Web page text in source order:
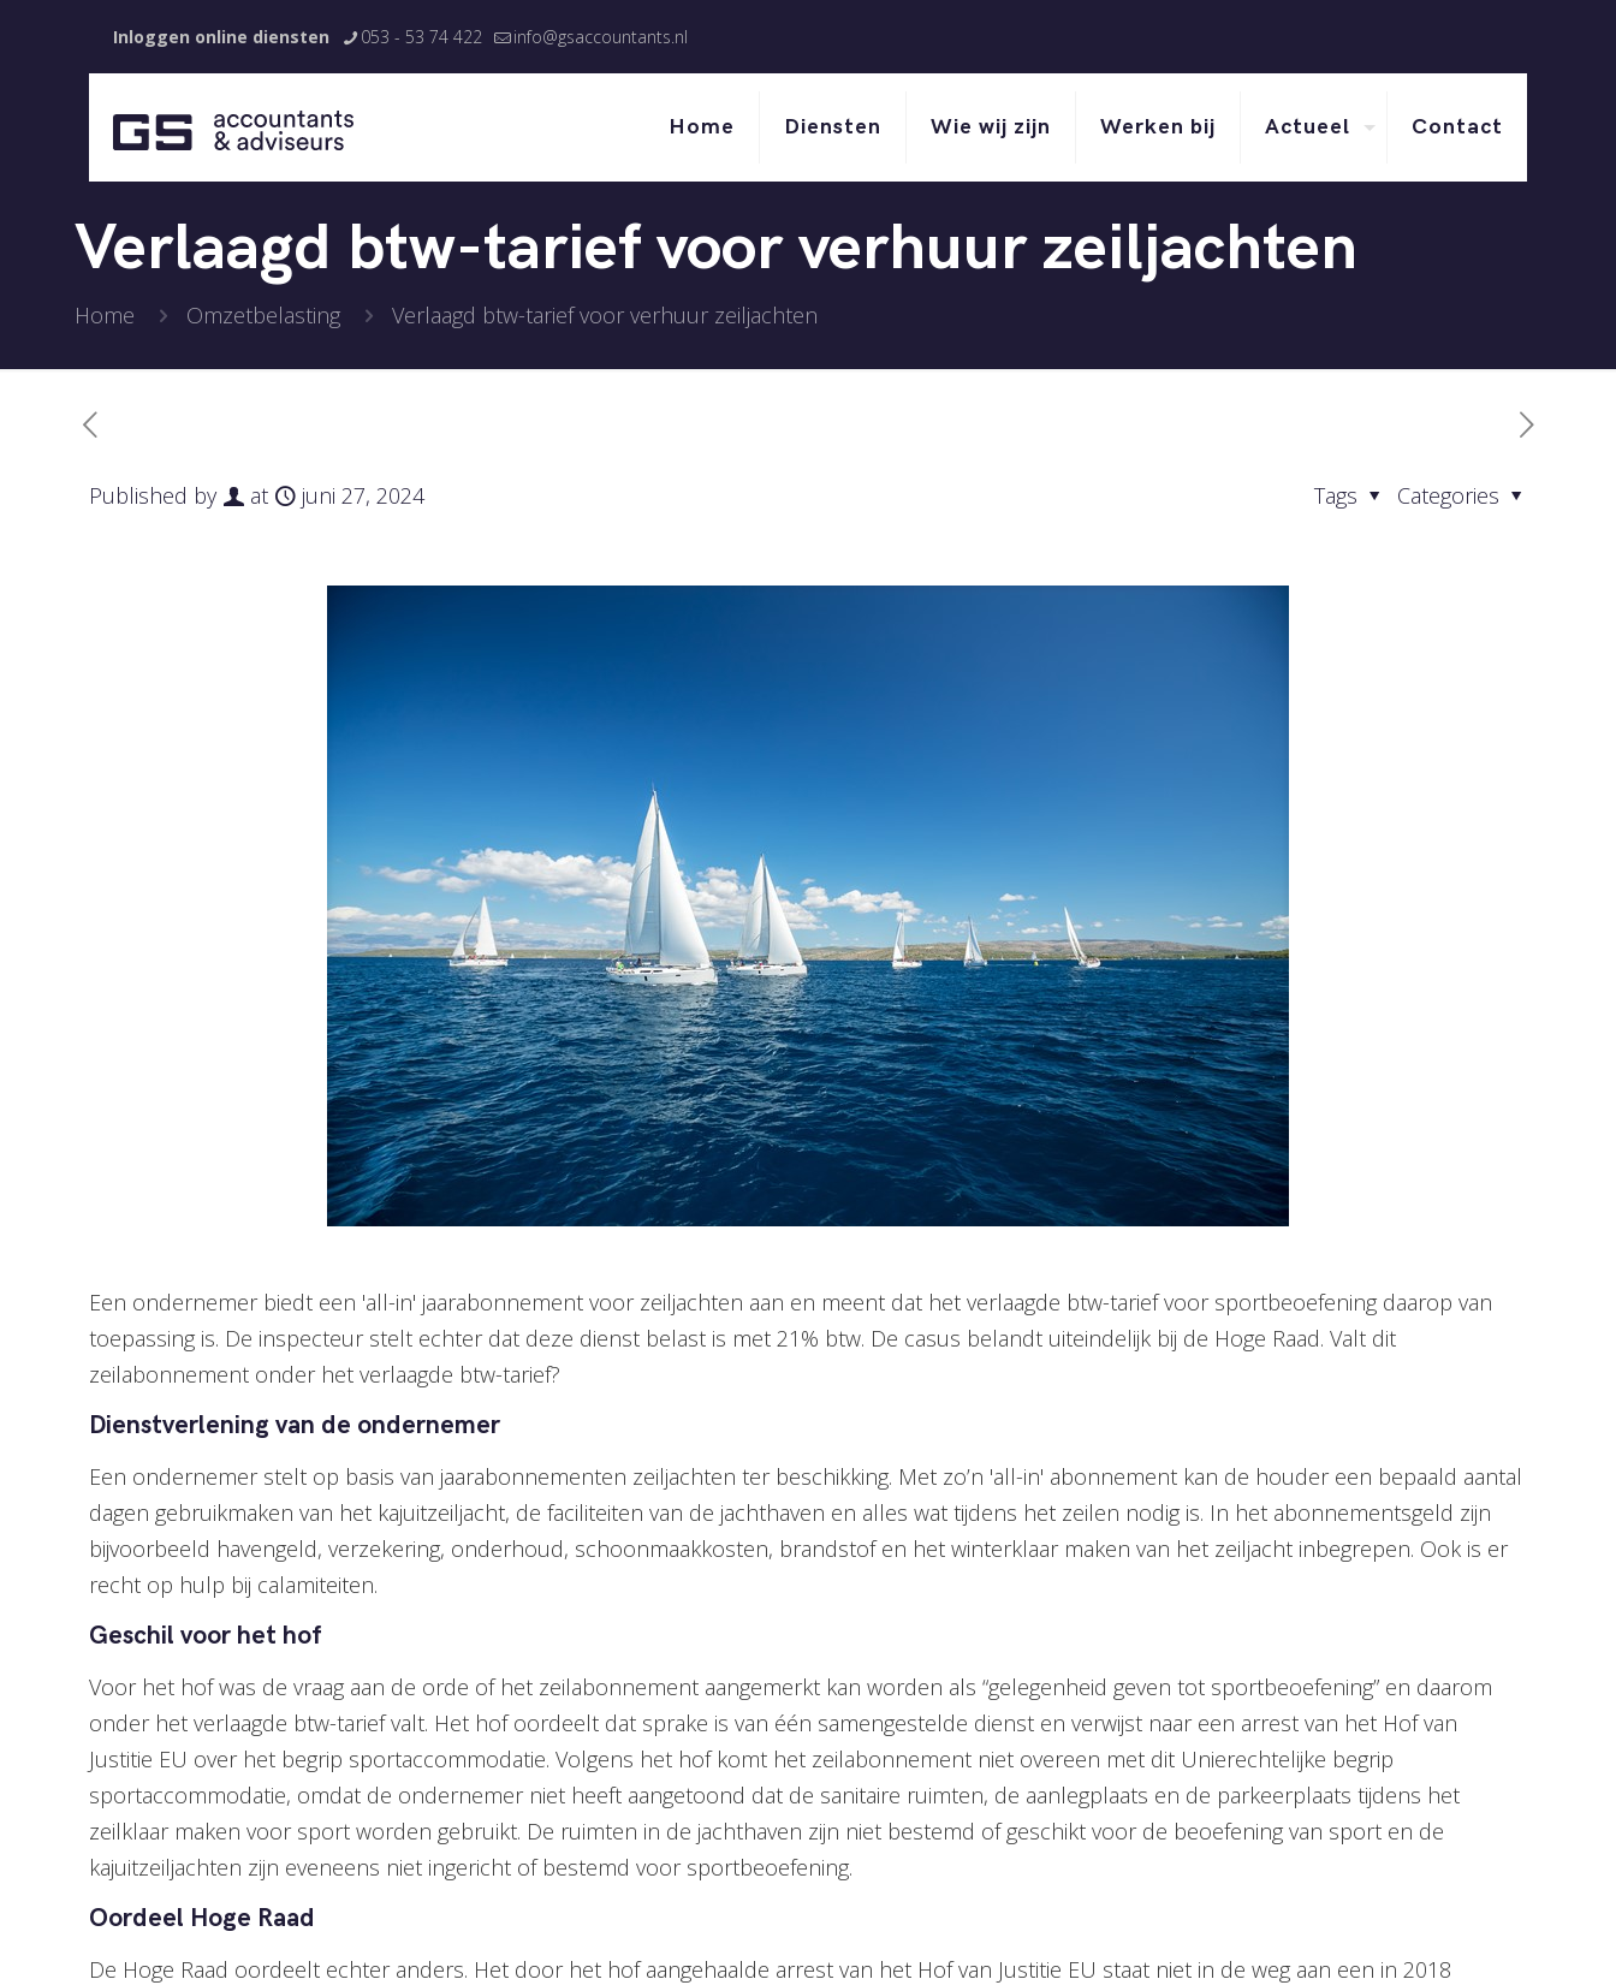
Inloggen online diensten 053 - 53 74 422 info@gsaccountants.nl
Home Diensten Wie wij zijn Werken bij Actueel Contact
Verlaagd btw-tarief voor verhuur zeiljachten
Home Omzetbelasting Verlaagd btw-tarief voor verhuur zeiljachten
Published by at juni 27, 2024 Categories
Tags
Een ondernemer biedt een 'all-in' jaarabonnement voor zeiljachten aan en meent dat het verlaagde btw-tarief voor sportbeoefening daarop van
toepassing is. De inspecteur stelt echter dat deze dienst belast is met 21% btw. De casus belandt uiteindelijk bij de Hoge Raad. Valt dit
zeilabonnement onder het verlaagde btw-tarief?
Dienstverlening van de ondernemer
Een ondernemer stelt op basis van jaarabonnementen zeiljachten ter beschikking. Met zo’n 'all-in' abonnement kan de houder een bepaald aantal
dagen gebruikmaken van het kajuitzeiljacht, de faciliteiten van de jachthaven en alles wat tijdens het zeilen nodig is. In het abonnementsgeld zijn
bijvoorbeeld havengeld, verzekering, onderhoud, schoonmaakkosten, brandstof en het winterklaar maken van het zeiljacht inbegrepen. Ook is er
recht op hulp bij calamiteiten.
Geschil voor het hof
Voor het hof was de vraag aan de orde of het zeilabonnement aangemerkt kan worden als “gelegenheid geven tot sportbeoefening” en daarom
onder het verlaagde btw-tarief valt. Het hof oordeelt dat sprake is van één samengestelde dienst en verwijst naar een arrest van het Hof van
Justitie EU over het begrip sportaccommodatie. Volgens het hof komt het zeilabonnement niet overeen met dit Unierechtelijke begrip
sportaccommodatie, omdat de ondernemer niet heeft aangetoond dat de sanitaire ruimten, de aanlegplaats en de parkeerplaats tijdens het
zeilklaar maken voor sport worden gebruikt. De ruimten in de jachthaven zijn niet bestemd of geschikt voor de beoefening van sport en de
kajuitzeiljachten zijn eveneens niet ingericht of bestemd voor sportbeoefening.
Oordeel Hoge Raad
De Hoge Raad oordeelt echter anders. Het door het hof aangehaalde arrest van het Hof van Justitie EU staat niet in de weg aan een in 2018